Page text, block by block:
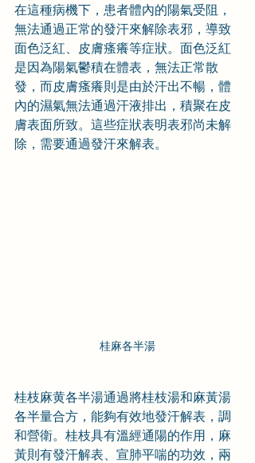
在這種病機下，患者體內的陽氣受阻，
無法通過正常的發汗來解除表邪，導致
面色泛紅、皮膚瘙癢等症狀。面色泛紅
是因為陽氣鬱積在體表，無法正常散
發，而皮膚瘙癢則是由於汗出不暢，體
內的濕氣無法通過汗液排出，積聚在皮
膚表面所致。這些症狀表明表邪尚未解
除，需要通過發汗來解表。
桂麻各半湯
桂枝麻黄各半湯通過將桂枝湯和麻黃湯
各半量合方，能夠有效地發汗解表，調
和營衛。桂枝具有溫經通陽的作用，麻
黃則有發汗解表、宣肺平喘的功效，兩